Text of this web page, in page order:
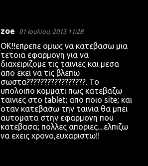
zoe 01 Ιουλίου, 2013 11:28
OK!!επρεπε ομως να κατεβασω μια
τετοια εφαρμογη για να
διαχειριζομε τις ταινιες και μεσα
απο εκει να τις βλεπω
σωστα?????????????????. Το
υπολοιπο κομματι πως κατεβαζω
ταινιες στο tablet; απο ποιο site; και
οταν κατεβασω την ταινια θα μπει
αυτοματα στην εφαρμογη που
κατεβασα; πολλες αποριες....ελπιζω
να εχεις χρονο,ευχαριστω!!